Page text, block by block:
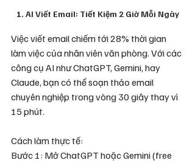
1. AI Viết Email: Tiết Kiệm 2 Giờ Mỗi Ngày
Việc viết email chiếm tới 28% thời gian
làm việc của nhân viên văn phòng. Với các
công cụ AI như ChatGPT, Gemini, hay
Claude, bạn có thể soạn thảo email
chuyên nghiệp trong vòng 30 giây thay vì
15 phút.
Cách làm thực tế:
Bước 1: Mở ChatGPT hoặc Gemini (free